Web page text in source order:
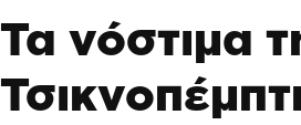
Τα νόστιμα